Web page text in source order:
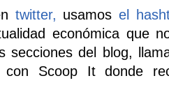
twitter, usamos el
económica que
secciones del blog,
con Scoop It donde